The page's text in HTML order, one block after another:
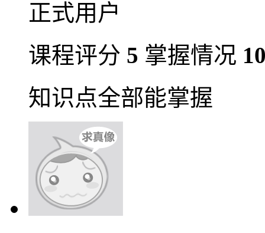
正式用户
课程评分 5 掌握情况
知识点全部能掌握